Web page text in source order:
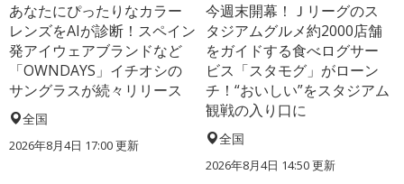
あなたにぴったりなカラー
レンズをAIが診断！スペイン
発アイウェアブランドなど
「OWNDAYS」イチオシの
サングラスが続々リリース
全国
2026年8月4日 17:00更新
今週末開幕！Ｊリーグのス
タジアムグルメ約2000店舗
をガイドする食べログサー
ビス「スタモグ」がローン
チ！“おいしい”をスタジアム
観戦の入り口に
全国
2026年8月4日 14:50更新